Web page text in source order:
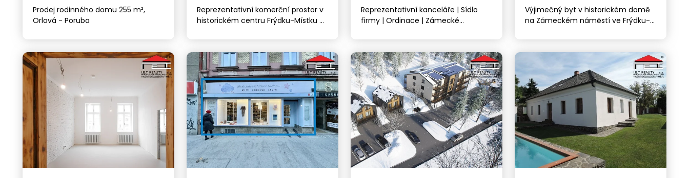
Prodej rodinného domu 255 m²,
Orlová - Poruba
Reprezentativní komerční prostor v
historickém centru Frýdku-Místku –
Reprezentativní kanceláře | Sídlo
firmy | Ordinace | Zámecké
Výjimečný byt v historickém domě
na Zámeckém náměstí ve Frýdku-